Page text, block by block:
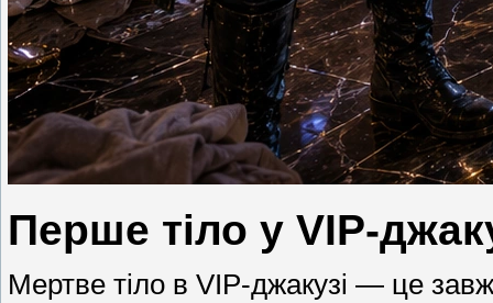
Перше тіло у VIP-
Мертве тіло в VIP-джакузі — це